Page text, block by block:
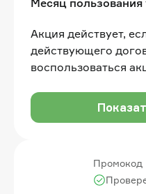
Акция действует,
действующего
воспользоваться
согласно
месяц пользования
Промокод